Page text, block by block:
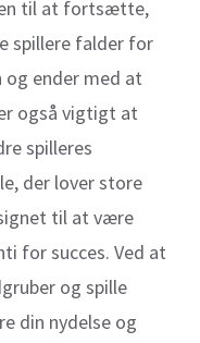
til at fortsætte,
spillere falder for
ender med at
også vigtigt at
spilleres
der lover store
til at være
for succes. Ved at
og spille
din nydelse og